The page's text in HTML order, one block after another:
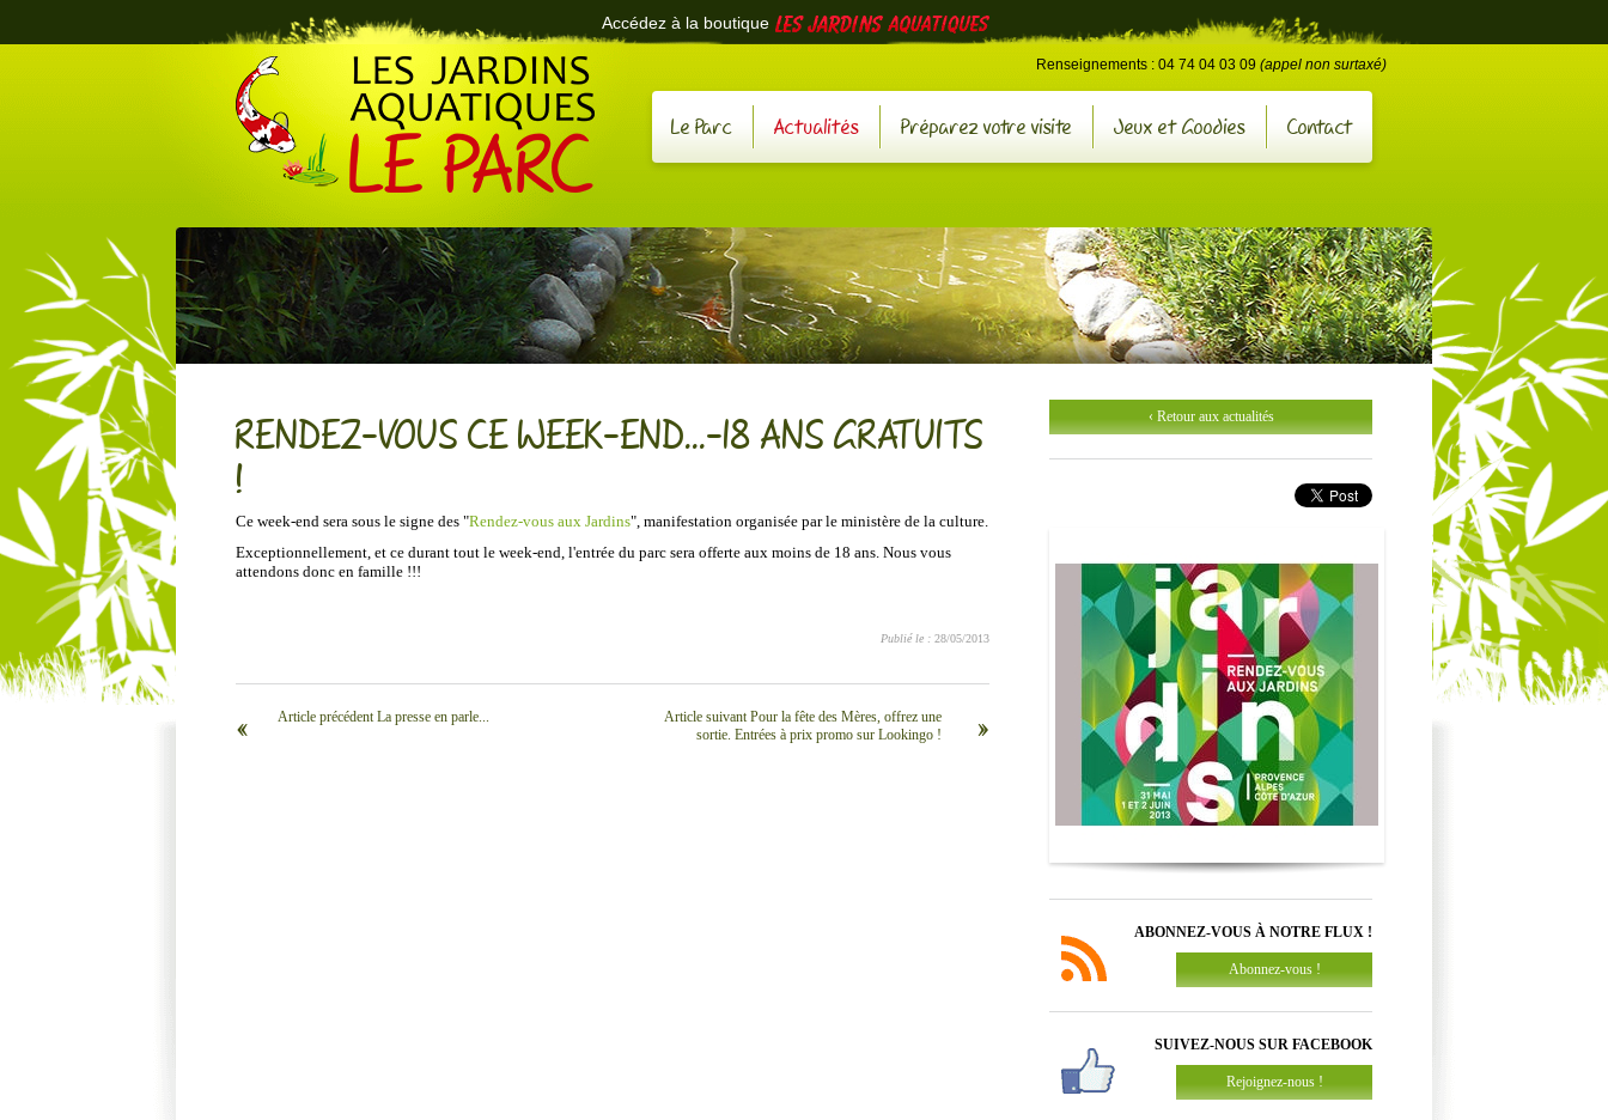
Le Parc Actualités Préparez votre visite Jeux et Goodies Contact
RENDEZ-VOUS CE WEEK-END...-18 ANS GRATUITS
!
Ce week-end sera sous le signe des "Rendez-vous aux Jardins", manifestation organisée par le ministère de la culture.
Exceptionnellement, et ce durant tout le week-end, l'entrée du parc sera offerte aux moins de 18 ans. Nous vous
attendons donc en famille !!!
Publié le : 28/05/2013
‹‹ Article précédent La presse en parle... ››
Article suivant Pour la fête des Mères, offrez une
sortie. Entrées à prix promo sur Lookingo !
‹ Retour aux actualités
ABONNEZ-VOUS À NOTRE FLUX !
Abonnez-vous !
SUIVEZ-NOUS SUR FACEBOOK
Rejoignez-nous !
Accédez à la boutique
›
Renseignements : 04 74 04 03 09 (appel non surtaxé)